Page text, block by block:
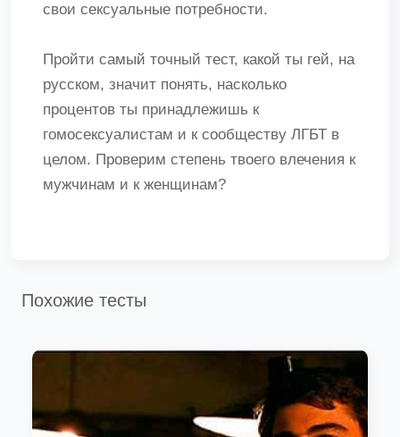
свои сексуальные потребности.
Пройти самый точный тест, какой ты гей, на
русском, значит понять, насколько
процентов ты принадлежишь к
гомосексуалистам и к сообществу ЛГБТ в
целом. Проверим степень твоего влечения к
мужчинам и к женщинам?
Похожие тесты